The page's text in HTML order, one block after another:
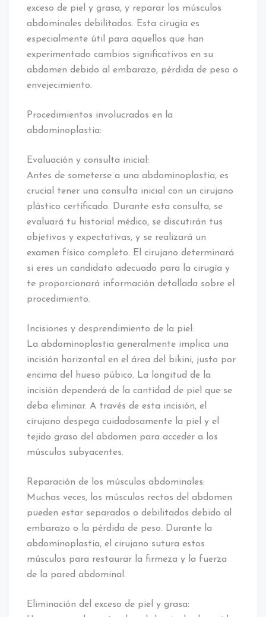
exceso de piel y grasa, y reparar los músculos
abdominales debilitados. Esta cirugía es
especialmente útil para aquellos que han
experimentado cambios significativos en su
abdomen debido al embarazo, pérdida de peso o
envejecimiento.
Procedimientos involucrados en la
abdominoplastia:
Evaluación y consulta inicial:
Antes de someterse a una abdominoplastia, es
crucial tener una consulta inicial con un cirujano
plástico certificado. Durante esta consulta, se
evaluará tu historial médico, se discutirán tus
objetivos y expectativas, y se realizará un
examen físico completo. El cirujano determinará
si eres un candidato adecuado para la cirugía y
te proporcionará información detallada sobre el
procedimiento.
Incisiones y desprendimiento de la piel:
La abdominoplastia generalmente implica una
incisión horizontal en el área del bikini, justo por
encima del hueso púbico. La longitud de la
incisión dependerá de la cantidad de piel que se
deba eliminar. A través de esta incisión, el
cirujano despega cuidadosamente la piel y el
tejido graso del abdomen para acceder a los
músculos subyacentes.
Reparación de los músculos abdominales:
Muchas veces, los músculos rectos del abdomen
pueden estar separados o debilitados debido al
embarazo o la pérdida de peso. Durante la
abdominoplastia, el cirujano sutura estos
músculos para restaurar la firmeza y la fuerza
de la pared abdominal.
Eliminación del exceso de piel y grasa: